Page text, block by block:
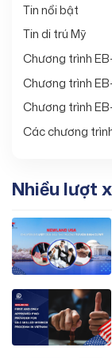
Tin nổi bật
Tin di trú Mỹ
Chương trình
Chương trình
Chương trình
Các chương
Nhiều lượt